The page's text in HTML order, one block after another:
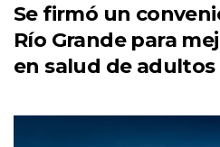
Se firmó un
Río Grande para
en salud de adultos